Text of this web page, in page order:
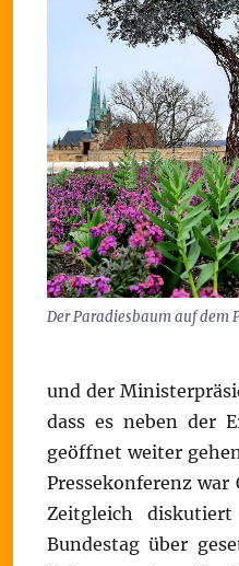
Der Paradiesbaum auf dem
und der
dass es neben der
geöffnet weiter
Pressekonferenz war
Zeitgleich
Bundestag über